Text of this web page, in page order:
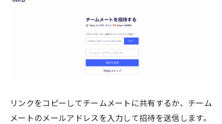
リンクをコピーしてチームメートに共有するか、チーム
メートのメールアドレスを入力して招待を送信します。